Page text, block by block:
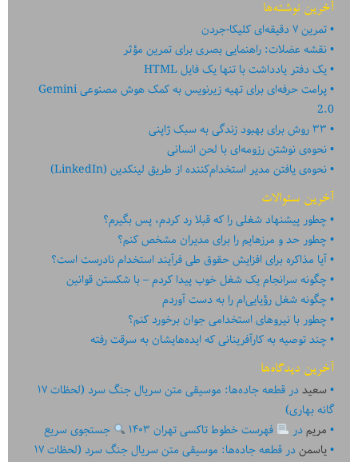
آخرین نوشته‌ها
تمرین ۷ دقیقه‌ای کلیکا-جردن
نقشه عضلات: راهنمایی بصری برای تمرین مؤثر
یک دفتر یادداشت با تنها یک فایل HTML
پرامت حرفه‌ای برای تهیه زیرنویس به کمک هوش مصنوعی Gemini
2.0
۳۳ روش برای بهبود زندگی به سبک ژاپنی
نحوه‌ی نوشتن رزومه‌ای با لحن انسانی
نحوه‌ی یافتن مدیر استخدام‌کننده از طریق لینکدین (LinkedIn)
آخرین سئوالات
چطور پیشنهاد شغلی را که قبلا رد کردم، پس بگیرم؟
چطور حد و مرزهایم را برای مدیران مشخص کنم؟
آیا مذاکره برای افزایش حقوق طی فرآیند استخدام نادرست است؟
چگونه سرانجام یک شغل خوب پیدا کردم – با شکستن قوانین
چگونه شغل رؤیایی‌ام را به دست آوردم
چطور با نیروهای استخدامی جوان برخورد کنم؟
چند توصیه به کارآفرینانی که ایده‏‏‌‏‏‌هایشان به سرقت رفته
آخرین دیدگاه‌ها
سعیددر
قطعه جاده‌ها: موسیقی متن سریال جنگ سرد (لحظات ۱۷
گانه بهاری)
مریمدر فهرست خطوط تاکسی تهران ۱۴۰۳
جستجوی سریع
یاسمندر
قطعه جاده‌ها: موسیقی متن سریال جنگ سرد (لحظات ۱۷